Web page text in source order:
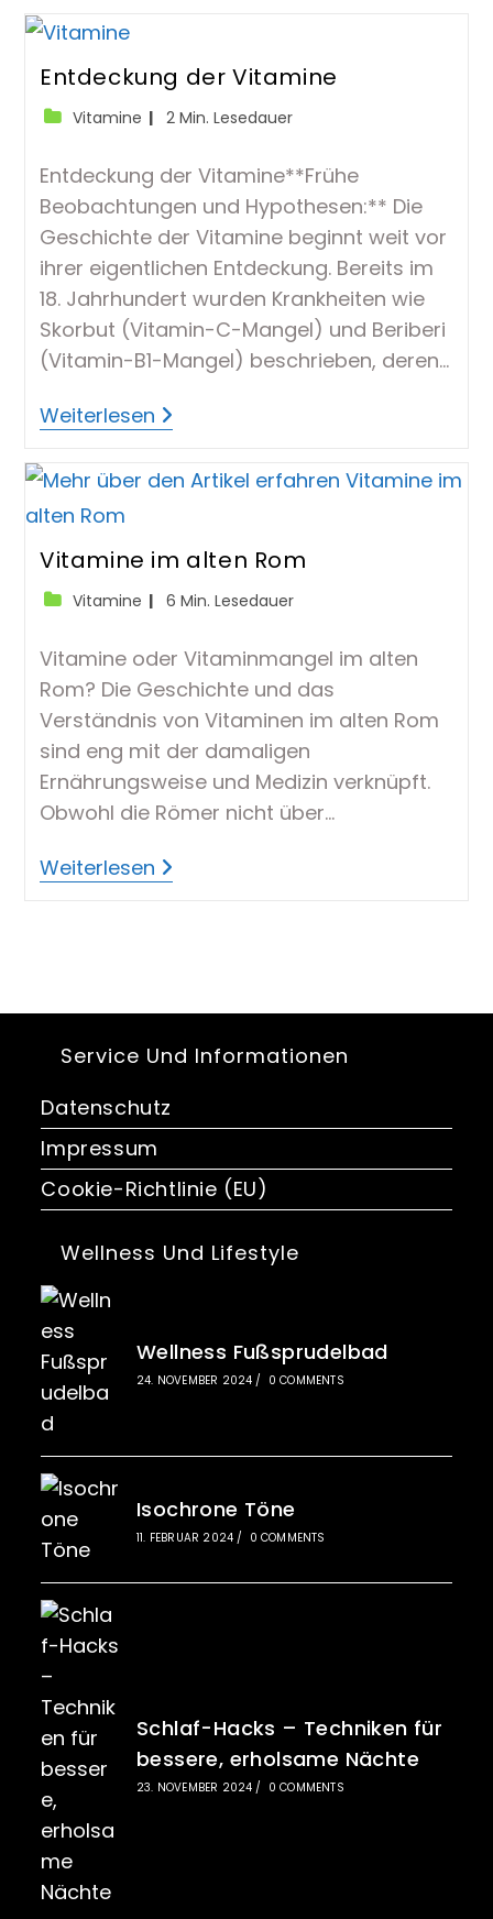
Entdeckung der Vitamine
Beitrags-
Vitamine Lesedauer:
2 Min. Lesedauer
Entdeckung der Vitamine**Frühe
Beobachtungen und Hypothesen:** Die
Geschichte der Vitamine beginnt weit vor
ihrer eigentlichen Entdeckung. Bereits im
18. Jahrhundert wurden Krankheiten wie
Skorbut (Vitamin-C-Mangel) und Beriberi
(Vitamin-B1-Mangel) beschrieben, deren…
WeiterlesenEntdeckung
Der
Vitamine im alten Rom
Beitrags-
Vitamine Lesedauer:
6 Min. Lesedauer
Vitamine oder Vitaminmangel im alten
Rom? Die Geschichte und das
Verständnis von Vitaminen im alten Rom
sind eng mit der damaligen
Ernährungsweise und Medizin verknüpft.
Obwohl die Römer nicht über…
WeiterlesenVitamine
Im
Service Und Informationen
Datenschutz
Impressum
Cookie-Richtlinie (EU)
Wellness Und Lifestyle
Wellness Fußsprudelbad
24. NOVEMBER 2024 / 0 COMMENTS
Isochrone Töne
11. FEBRUAR 2024 / 0 COMMENTS
Schlaf-Hacks – Techniken für
bessere, erholsame Nächte
23. NOVEMBER 2024 / 0 COMMENTS